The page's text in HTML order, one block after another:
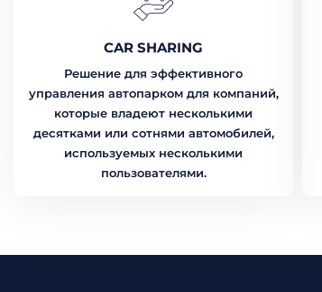
CAR SHARING
Решение для эффективного
управления автопарком для компаний,
которые владеют несколькими
десятками или сотнями автомобилей,
используемых несколькими
пользователями.